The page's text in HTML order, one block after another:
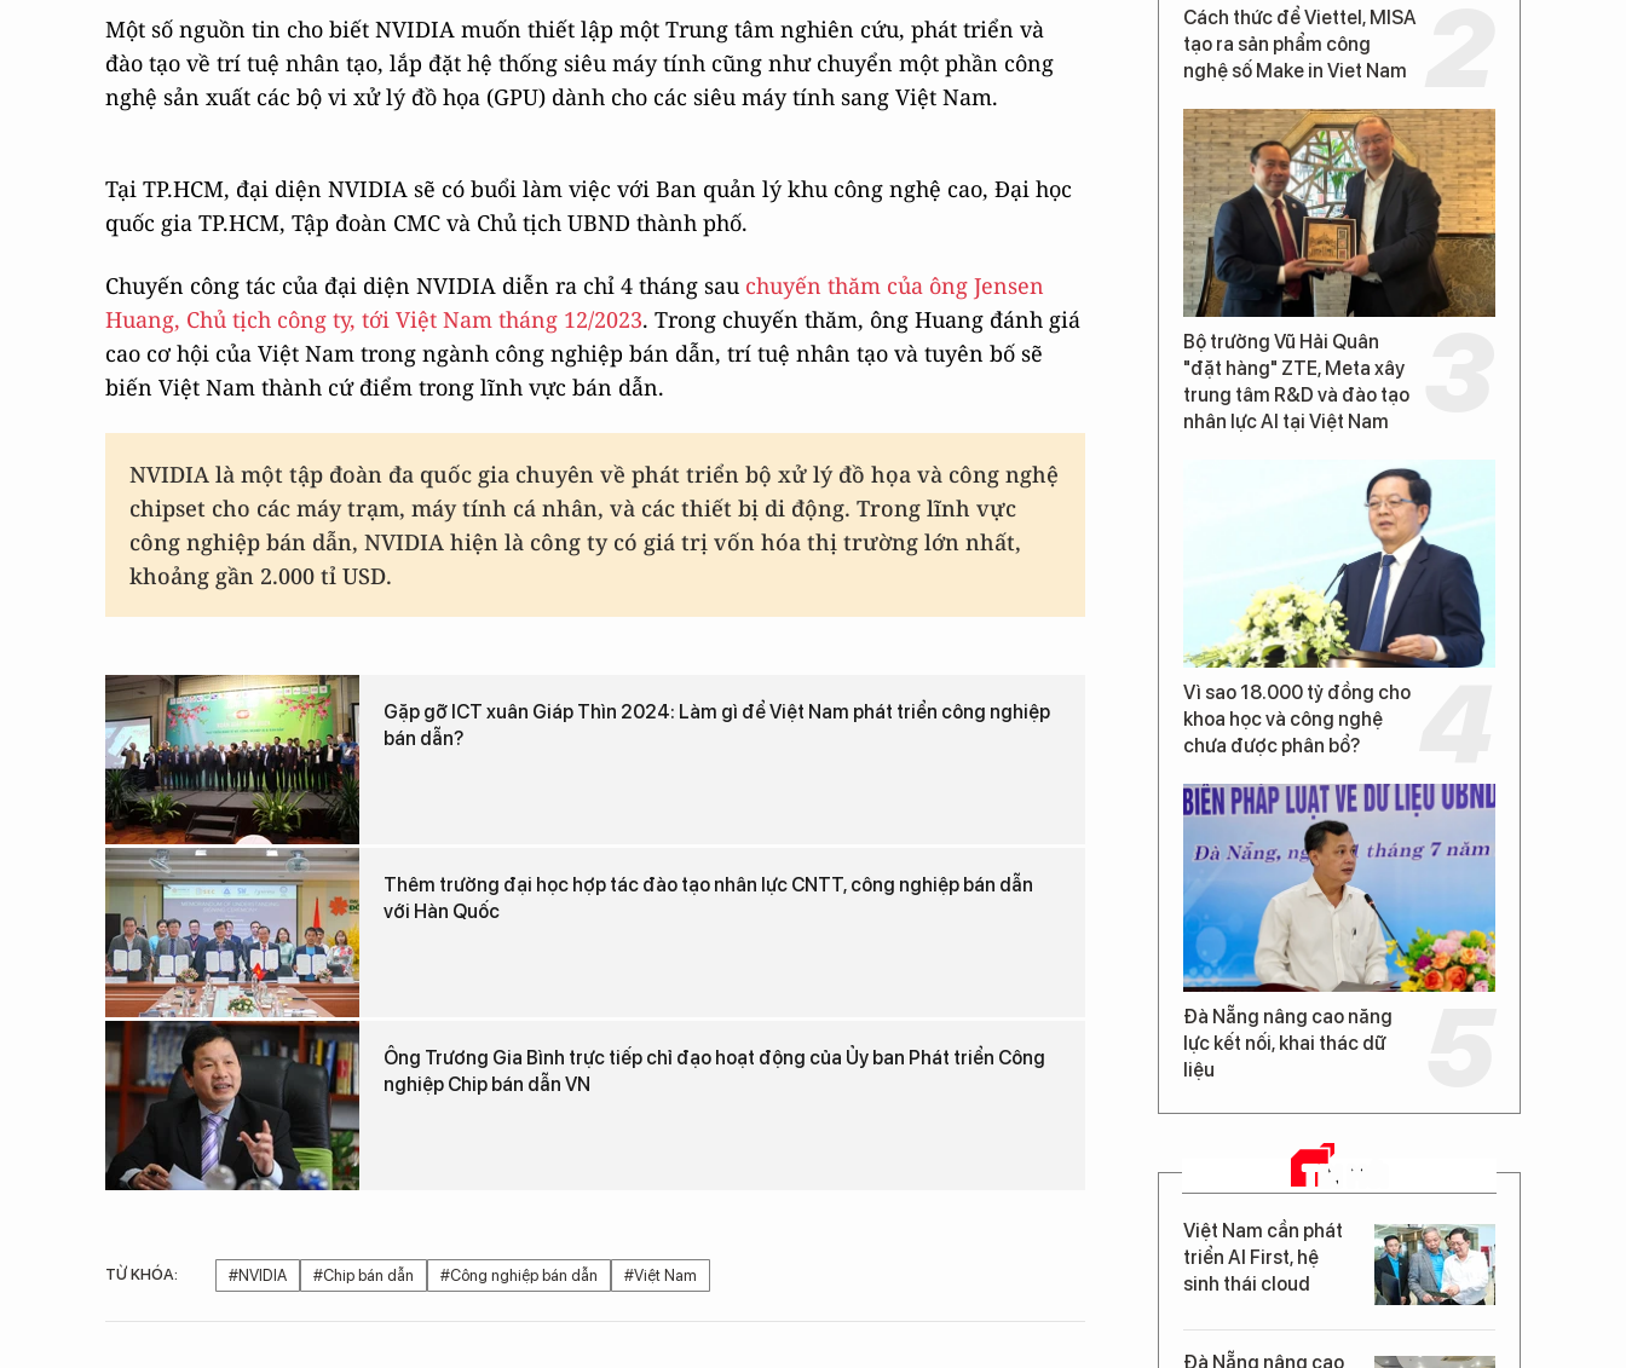
Một số nguồn tin cho biết NVIDIA muốn thiết lập một Trung tâm nghiên cứu, phát triển và
đào tạo về trí tuệ nhân tạo, lắp đặt hệ thống siêu máy tính cũng như chuyển một phần công
nghệ sản xuất các bộ vi xử lý đồ họa (GPU) dành cho các siêu máy tính sang Việt Nam.
Tại TP.HCM, đại diện NVIDIA sẽ có buổi làm việc với Ban quản lý khu công nghệ cao, Đại học
quốc gia TP.HCM, Tập đoàn CMC và Chủ tịch UBND thành phố.
Chuyến công tác của đại diện NVIDIA diễn ra chỉ 4 tháng sau chuyến thăm của ông Jensen
Huang, Chủ tịch công ty, tới Việt Nam tháng 12/2023. Trong chuyến thăm, ông Huang đánh giá
cao cơ hội của Việt Nam trong ngành công nghiệp bán dẫn, trí tuệ nhân tạo và tuyên bố sẽ
biến Việt Nam thành cứ điểm trong lĩnh vực bán dẫn.
NVIDIA là một tập đoàn đa quốc gia chuyên về phát triển bộ xử lý đồ họa và công nghệ
chipset cho các máy trạm, máy tính cá nhân, và các thiết bị di động. Trong lĩnh vực
công nghiệp bán dẫn, NVIDIA hiện là công ty có giá trị vốn hóa thị trường lớn nhất,
khoảng gần 2.000 tỉ USD.
Gặp gỡ ICT xuân Giáp Thìn 2024: Làm gì để Việt Nam phát triển công nghiệp
bán dẫn?
Thêm trường đại học hợp tác đào tạo nhân lực CNTT, công nghiệp bán dẫn
với Hàn Quốc
Ông Trương Gia Bình trực tiếp chỉ đạo hoạt động của Ủy ban Phát triển Công
nghiệp Chip bán dẫn VN
TỪ KHÓA: #NVIDIA #Chip bán dẫn #Công nghiệp bán dẫn #Việt Nam
Cách thức để Viettel, MISA
tạo ra sản phẩm công
nghệ số Make in Viet Nam
Bộ trưởng Vũ Hải Quân
"đặt hàng" ZTE, Meta xây
trung tâm R&D và đào tạo
nhân lực AI tại Việt Nam
Vì sao 18.000 tỷ đồng cho
khoa học và công nghệ
chưa được phân bổ?
Đà Nẵng nâng cao năng
lực kết nối, khai thác dữ
liệu
TIN MỚI
Việt Nam cần phát
triển AI First, hệ
sinh thái cloud
Đà Nẵng nâng cao